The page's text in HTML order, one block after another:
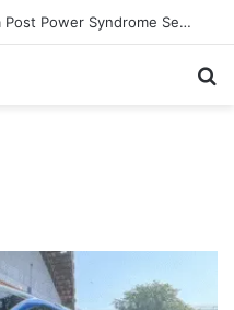
Cara Efektif Mengatasi Gejala Post Power Syndrome Setelah Pensiun Kerja